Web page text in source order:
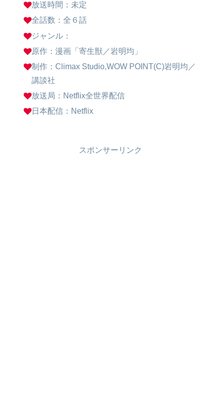
放送時間：未定
全話数：全６話
ジャンル：
原作：漫画「寄生獣／岩明均」
制作：Climax Studio,WOW POINT(C)岩明均／
講談社
放送局：Netflix全世界配信
日本配信：Netflix
スポンサーリンク